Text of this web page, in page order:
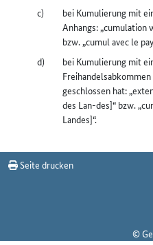
bei Kumulierung mit
Anhangs: „cumulation
bzw. „cumul avec le
bei Kumulierung mit
geschlossen hat:
des Lan-des]“ bzw.
Landes]“.
Seite drucken
©